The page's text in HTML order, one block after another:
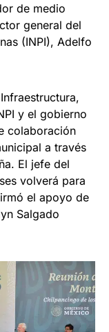
de medio
general del
(INPI), Adelfo
y el gobierno
colaboración
a través
El jefe del
volverá para
el apoyo de
Salgado